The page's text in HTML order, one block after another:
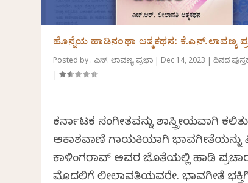
ಹೊನ್ನೆಯ ಹಾಡಿನಂಥಾ ಆತ್ಮಕಥನ: ಕೆ.ಎನ್.ಲಾವಣ್ಯ
Posted by ಕೆ. ಎನ್. ಲಾವಣ್ಯ ಪ್ರಭಾ Dec 14, 2023 |ದಿನದ
|
ಕರ್ನಾಟಕ ಸಂಗೀತವನ್ನು ಶಾಸ್ತ್ರೀಯವಾಗಿ ಕಲಿತು
ಆಕಾಶವಾಣಿ ಗಾಯಕಿಯಾಗಿ ಭಾವಗೀತೆಯನ್ನು
ಕಾಳಿಂಗರಾವ್ ಅವರ ಜೊತೆಯಲ್ಲಿ ಹಾಡಿ ಪ್ರಚಾರ
ಮೊದಲಿಗೆ ಲೀಲಾವತಿಯವರೇ. ಭಾವಗೀತೆ